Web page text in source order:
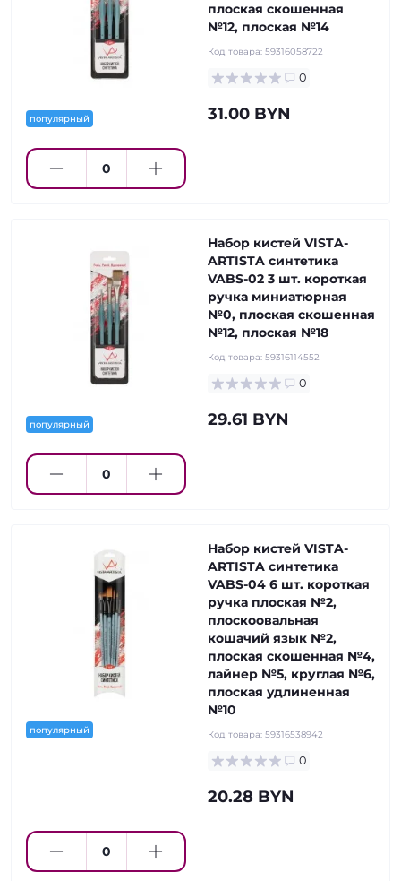
популярный
плоская скошенная
№12, плоская №14
Код товара: 59316058722
0
31.00 BYN
популярный
Набор кистей VISTA-
ARTISTA синтетика
VABS-02 3 шт. короткая
ручка миниатюрная
№0, плоская скошенная
№12, плоская №18
Код товара: 59316114552
0
29.61 BYN
популярный
Набор кистей VISTA-
ARTISTA синтетика
VABS-04 6 шт. короткая
ручка плоская №2,
плоскоовальная
кошачий язык №2,
плоская скошенная №4,
лайнер №5, круглая №6,
плоская удлиненная
№10
Код товара: 59316538942
0
20.28 BYN